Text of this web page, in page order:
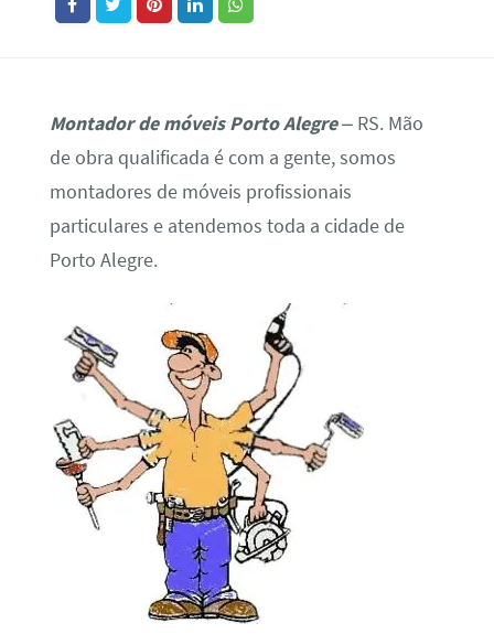
Montador de móveis Porto Alegre– RS. Mão
de obra qualificada é com a gente, somos
montadores de móveis profissionais
particulares e atendemos toda a cidade de
Porto Alegre.